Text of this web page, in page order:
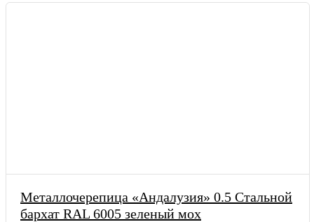
Металлочерепица «Андалузия» 0.5 Стальной
бархат RAL 6005 зеленый мох